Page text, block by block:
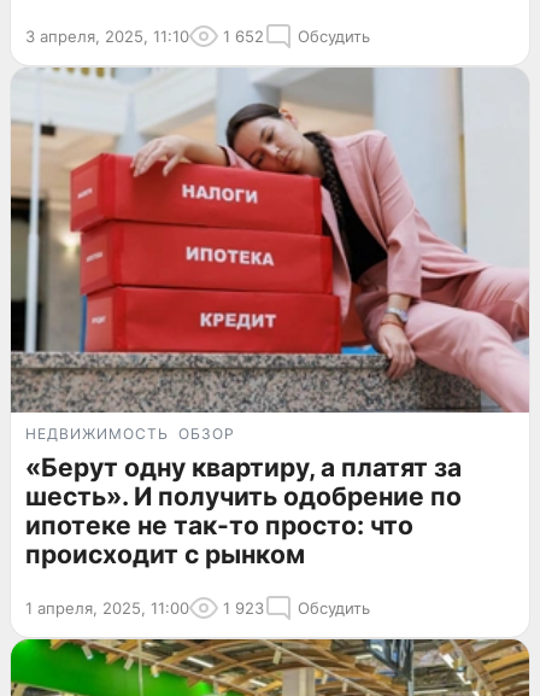
3 апреля, 2025, 11:10 1 652 Обсудить
НЕДВИЖИМОСТЬ ОБЗОР
«Берут одну квартиру, а платят за
шесть». И получить одобрение по
ипотеке не так-то просто: что
происходит с рынком
1 апреля, 2025, 11:00 1 923 Обсудить